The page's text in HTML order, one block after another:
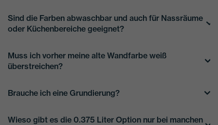
Sind die Farben abwaschbar und auch für Nassräume
oder Küchenbereiche geeignet?
Muss ich vorher meine alte Wandfarbe weiß
überstreichen?
Brauche ich eine Grundierung?
Wieso gibt es die 0.375 Liter Option nur bei manchen